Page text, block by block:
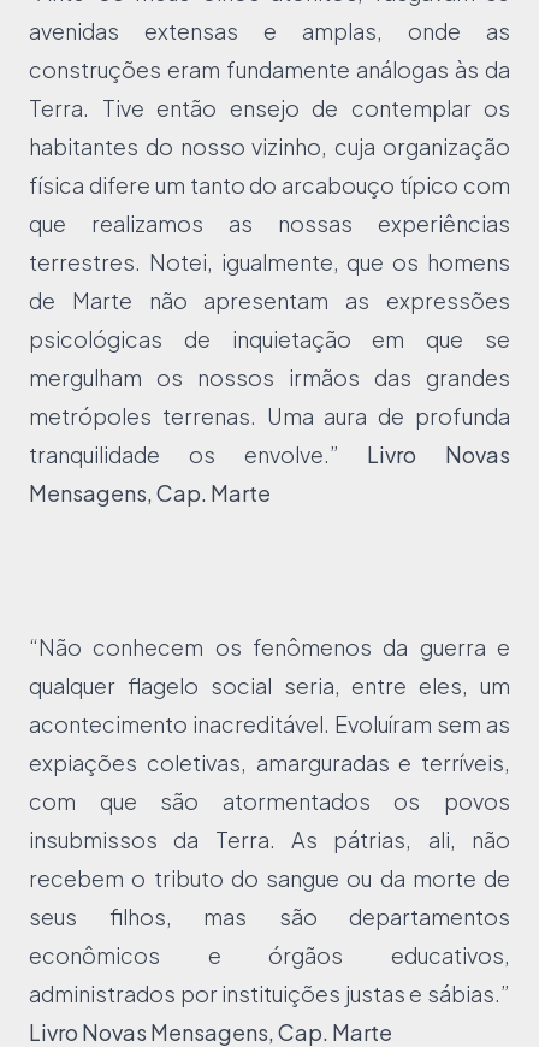
avenidas extensas e amplas, onde as
construções eram fundamente análogas às da
Terra. Tive então ensejo de contemplar os
habitantes do nosso vizinho, cuja organização
física difere um tanto do arcabouço típico com
que realizamos as nossas experiências
terrestres. Notei, igualmente, que os homens
de Marte não apresentam as expressões
psicológicas de inquietação em que se
mergulham os nossos irmãos das grandes
metrópoles terrenas. Uma aura de profunda
tranquilidade os envolve.” Livro Novas
Mensagens, Cap. Marte
“Não conhecem os fenômenos da guerra e
qualquer flagelo social seria, entre eles, um
acontecimento inacreditável. Evoluíram sem as
expiações coletivas, amarguradas e terríveis,
com que são atormentados os povos
insubmissos da Terra. As pátrias, ali, não
recebem o tributo do sangue ou da morte de
seus filhos, mas são departamentos
econômicos e órgãos educativos,
administrados por instituições justas e sábias.”
Livro Novas Mensagens, Cap. Marte